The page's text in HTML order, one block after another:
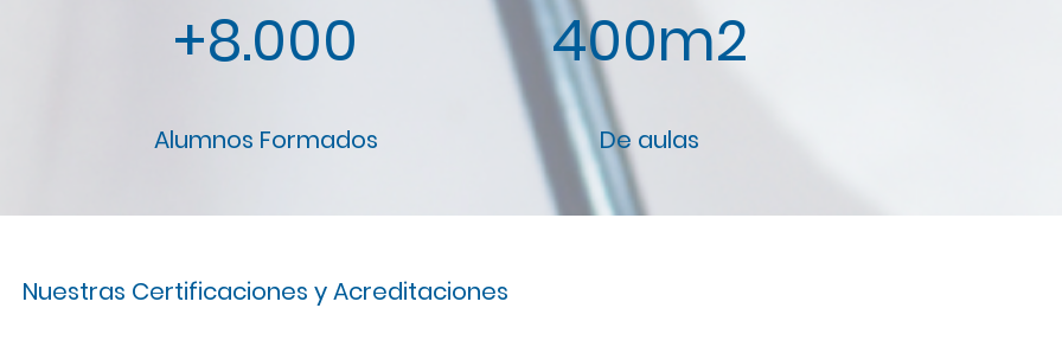
+8.000
Alumnos Formados
400m2
De aulas
Nuestras Certificaciones y Acreditaciones